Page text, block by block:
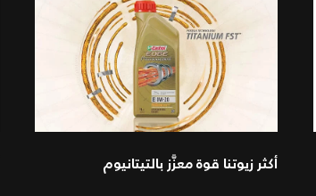
أكثر زيوتنا قوة معزَّز بالتيتانيوم